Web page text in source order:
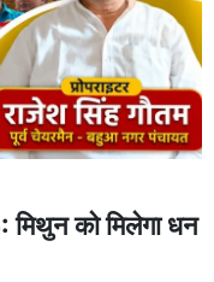
को मिलेगा धन